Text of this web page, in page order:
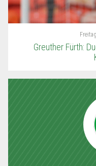
Freitag
Greuther Fürth: